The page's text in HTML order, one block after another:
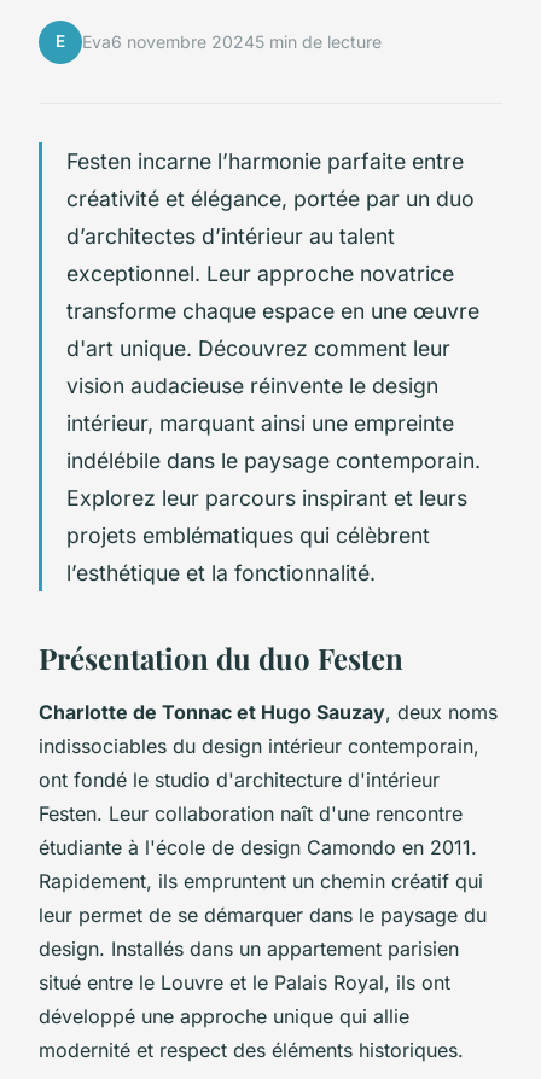
E Eva6 novembre 20245 min de lecture
Festen incarne l’harmonie parfaite entre
créativité et élégance, portée par un duo
d’architectes d’intérieur au talent
exceptionnel. Leur approche novatrice
transforme chaque espace en une œuvre
d'art unique. Découvrez comment leur
vision audacieuse réinvente le design
intérieur, marquant ainsi une empreinte
indélébile dans le paysage contemporain.
Explorez leur parcours inspirant et leurs
projets emblématiques qui célèbrent
l’esthétique et la fonctionnalité.
Présentation du duo Festen
Charlotte de Tonnac et Hugo Sauzay, deux noms
indissociables du design intérieur contemporain,
ont fondé le studio d'architecture d'intérieur
Festen. Leur collaboration naît d'une rencontre
étudiante à l'école de design Camondo en 2011.
Rapidement, ils empruntent un chemin créatif qui
leur permet de se démarquer dans le paysage du
design. Installés dans un appartement parisien
situé entre le Louvre et le Palais Royal, ils ont
développé une approche unique qui allie
modernité et respect des éléments historiques.